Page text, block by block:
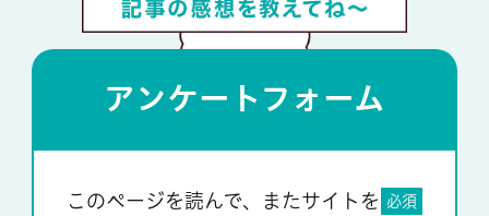
アンケートフォーム
このページを読んで、またサイトを 必須